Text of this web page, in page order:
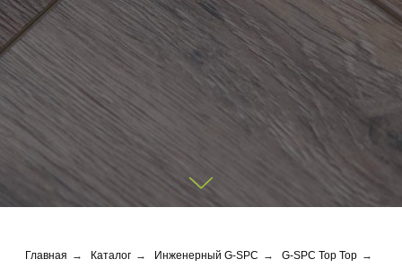
Главная → Каталог → Инженерный G-SPC → G-SPC Top Top →